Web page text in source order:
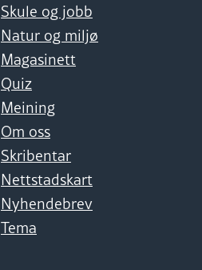
Skule og jobb
Natur og miljø
Magasinett
Quiz
Meining
Om oss
Skribentar
Nettstadskart
Nyhendebrev
Tema